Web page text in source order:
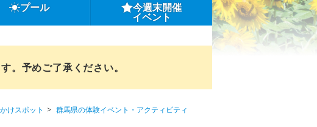
プール 今週末開催
イベント
。予めご了承ください。
けスポット
群馬県の体験イベント・アクティビティ